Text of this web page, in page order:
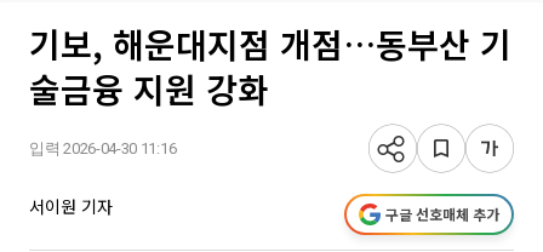
기보, 해운대지점 개점…동부산 기
술금융 지원 강화
입력 2026-04-30 11:16
서이원 기자 구글 선호매체 추가